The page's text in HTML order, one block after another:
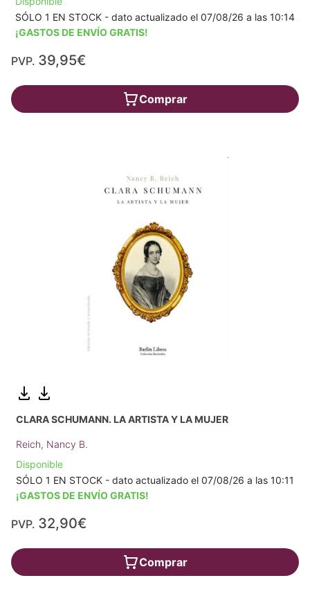
SÓLO 1 EN STOCK - dato actualizado el 07/08/26 a las 10:14
¡GASTOS DE ENVÍO GRATIS!
PVP. 39,95€
Comprar
CLARA SCHUMANN. LA ARTISTA Y LA MUJER
Reich, Nancy B.
Disponible
SÓLO 1 EN STOCK - dato actualizado el 07/08/26 a las 10:11
¡GASTOS DE ENVÍO GRATIS!
PVP. 32,90€
Comprar